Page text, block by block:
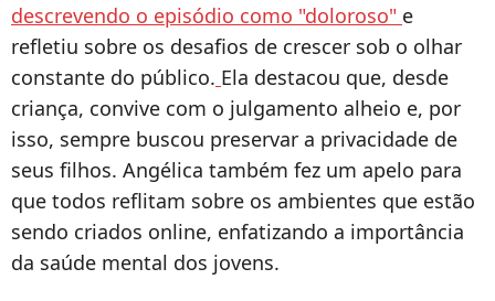
descrevendo o episódio como "doloroso" e
refletiu sobre os desafios de crescer sob o olhar
constante do público. Ela destacou que, desde
criança, convive com o julgamento alheio e, por
isso, sempre buscou preservar a privacidade de
seus filhos. Angélica também fez um apelo para
que todos reflitam sobre os ambientes que estão
sendo criados online, enfatizando a importância
da saúde mental dos jovens.